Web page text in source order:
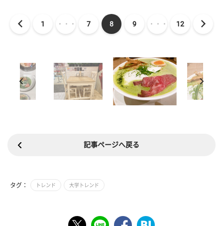
1 ・・・ 7 8 9 ・・・ 12
記事ページへ戻る
タグ： トレンド 大学トレンド